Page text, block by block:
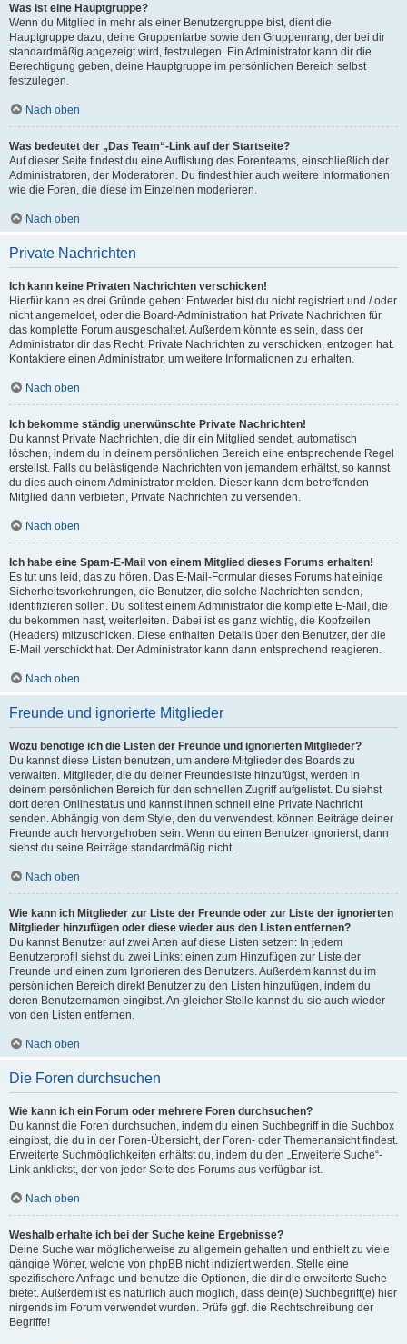
Was ist eine Hauptgruppe?
Wenn du Mitglied in mehr als einer Benutzergruppe bist, dient die
Hauptgruppe dazu, deine Gruppenfarbe sowie den Gruppenrang, der bei dir
standardmäßig angezeigt wird, festzulegen. Ein Administrator kann dir die
Berechtigung geben, deine Hauptgruppe im persönlichen Bereich selbst
festzulegen.
Nach oben
Was bedeutet der „Das Team“-Link auf der Startseite?
Auf dieser Seite findest du eine Auflistung des Forenteams, einschließlich der
Administratoren, der Moderatoren. Du findest hier auch weitere Informationen
wie die Foren, die diese im Einzelnen moderieren.
Nach oben
Private Nachrichten
Ich kann keine Privaten Nachrichten verschicken!
Hierfür kann es drei Gründe geben: Entweder bist du nicht registriert und / oder
nicht angemeldet, oder die Board-Administration hat Private Nachrichten für
das komplette Forum ausgeschaltet. Außerdem könnte es sein, dass der
Administrator dir das Recht, Private Nachrichten zu verschicken, entzogen hat.
Kontaktiere einen Administrator, um weitere Informationen zu erhalten.
Nach oben
Ich bekomme ständig unerwünschte Private Nachrichten!
Du kannst Private Nachrichten, die dir ein Mitglied sendet, automatisch
löschen, indem du in deinem persönlichen Bereich eine entsprechende Regel
erstellst. Falls du belästigende Nachrichten von jemandem erhältst, so kannst
du dies auch einem Administrator melden. Dieser kann dem betreffenden
Mitglied dann verbieten, Private Nachrichten zu versenden.
Nach oben
Ich habe eine Spam-E-Mail von einem Mitglied dieses Forums erhalten!
Es tut uns leid, das zu hören. Das E-Mail-Formular dieses Forums hat einige
Sicherheitsvorkehrungen, die Benutzer, die solche Nachrichten senden,
identifizieren sollen. Du solltest einem Administrator die komplette E-Mail, die
du bekommen hast, weiterleiten. Dabei ist es ganz wichtig, die Kopfzeilen
(Headers) mitzuschicken. Diese enthalten Details über den Benutzer, der die
E-Mail verschickt hat. Der Administrator kann dann entsprechend reagieren.
Nach oben
Freunde und ignorierte Mitglieder
Wozu benötige ich die Listen der Freunde und ignorierten Mitglieder?
Du kannst diese Listen benutzen, um andere Mitglieder des Boards zu
verwalten. Mitglieder, die du deiner Freundesliste hinzufügst, werden in
deinem persönlichen Bereich für den schnellen Zugriff aufgelistet. Du siehst
dort deren Onlinestatus und kannst ihnen schnell eine Private Nachricht
senden. Abhängig von dem Style, den du verwendest, können Beiträge deiner
Freunde auch hervorgehoben sein. Wenn du einen Benutzer ignorierst, dann
siehst du seine Beiträge standardmäßig nicht.
Nach oben
Wie kann ich Mitglieder zur Liste der Freunde oder zur Liste der ignorierten
Mitglieder hinzufügen oder diese wieder aus den Listen entfernen?
Du kannst Benutzer auf zwei Arten auf diese Listen setzen: In jedem
Benutzerprofil siehst du zwei Links: einen zum Hinzufügen zur Liste der
Freunde und einen zum Ignorieren des Benutzers. Außerdem kannst du im
persönlichen Bereich direkt Benutzer zu den Listen hinzufügen, indem du
deren Benutzernamen eingibst. An gleicher Stelle kannst du sie auch wieder
von den Listen entfernen.
Nach oben
Die Foren durchsuchen
Wie kann ich ein Forum oder mehrere Foren durchsuchen?
Du kannst die Foren durchsuchen, indem du einen Suchbegriff in die Suchbox
eingibst, die du in der Foren-Übersicht, der Foren- oder Themenansicht findest.
Erweiterte Suchmöglichkeiten erhältst du, indem du den „Erweiterte Suche“-
Link anklickst, der von jeder Seite des Forums aus verfügbar ist.
Nach oben
Weshalb erhalte ich bei der Suche keine Ergebnisse?
Deine Suche war möglicherweise zu allgemein gehalten und enthielt zu viele
gängige Wörter, welche von phpBB nicht indiziert werden. Stelle eine
spezifischere Anfrage und benutze die Optionen, die dir die erweiterte Suche
bietet. Außerdem ist es natürlich auch möglich, dass dein(e) Suchbegriff(e) hier
nirgends im Forum verwendet wurden. Prüfe ggf. die Rechtschreibung der
Begriffe!